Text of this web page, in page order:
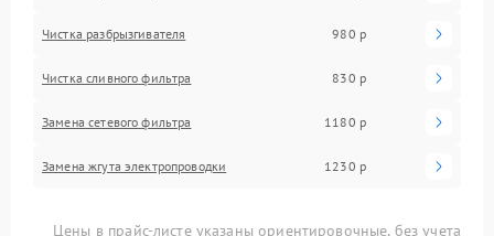
Чистка разбрызгивателя 980 р
Чистка сливного фильтра 830 р
Замена сетевого фильтра 1180 р
Замена жгута электропроводки 1230 р
Цены в прайс-листе указаны ориентировочные, без учета